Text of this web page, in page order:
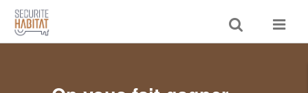
Toggle
search
Toggle